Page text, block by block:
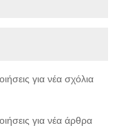
για νέα σχόλια
για νέα άρθρα